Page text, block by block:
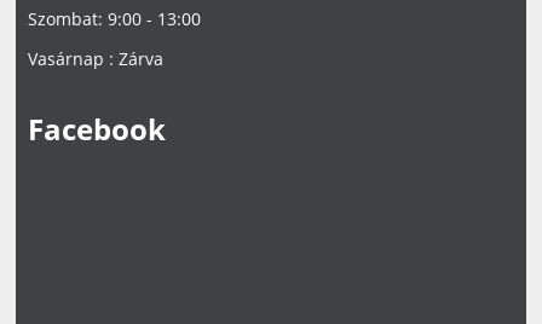
Szombat: 9:00 - 13:00
Vasárnap : Zárva
Facebook